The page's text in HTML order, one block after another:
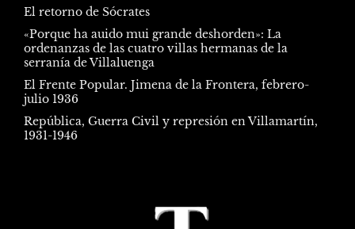
El retorno de Sócrates
«Porque ha auido mui grande deshorden»: La
ordenanzas de las cuatro villas hermanas de la
serranía de Villaluenga
El Frente Popular. Jimena de la Frontera, febrero-
julio 1936
República, Guerra Civil y represión en Villamartín,
1931-1946